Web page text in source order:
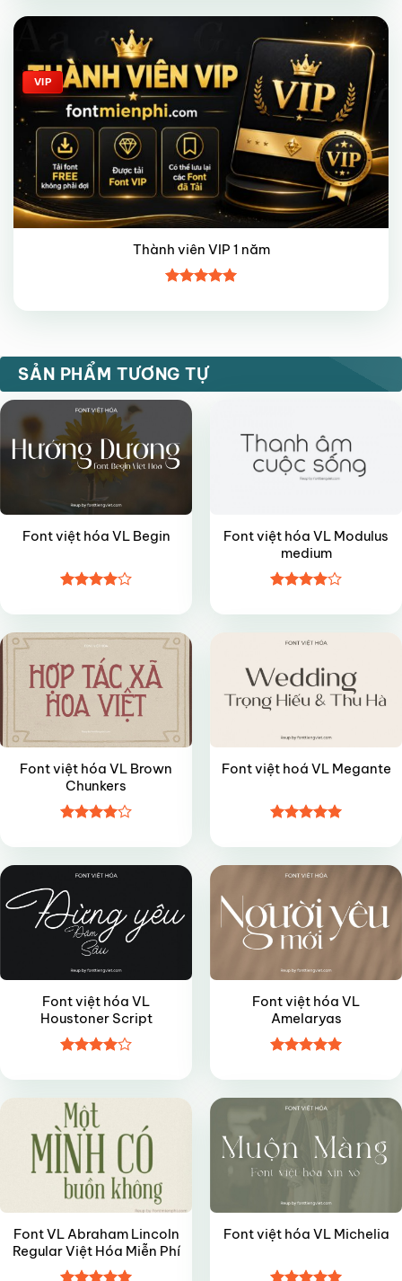
45 sao
Giảm giá!
VIP
Thành viên VIP 1 năm
hạng55
SẢN PHẨM TƯƠNG TỰ
VIP
Font việt hóa VL Begin
xếp hạng
Font việt hóa VL Modulus
medium
xếp hạng
Font việt hóa VL Brown
Chunkers
xếp hạng
45 sao
Font việt hoá VL Megante
hạng55
sao
Font việt hóa VL
Houstoner Script
xếp hạng
Font việt hóa VL
Amelaryas
hạng55
sao
Font VL Abraham Lincoln
Regular Việt Hóa Miễn Phí
Font việt hóa VL Michelia